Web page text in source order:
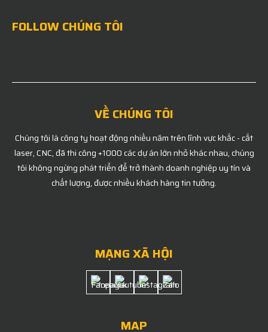
FOLLOW CHÚNG TÔI
VỀ CHÚNG TÔI
Chúng tôi là công ty hoạt động nhiều năm trên lĩnh vực khắc - cắt
laser, CNC, đã thi công +1000 các dự án lớn nhỏ khác nhau, chúng
tôi không ngừng phát triển để trở thành doanh nghiệp uy tín và
chất lượng, được nhiều khách hàng tin tưởng.
MẠNG XÃ HỘI
MAP